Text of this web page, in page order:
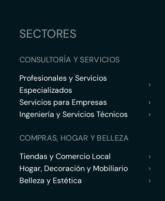
SECTORES
CONSULTORÍA Y SERVICIOS
Profesionales y Servicios
Especializados
›
Servicios para Empresas
›
Ingeniería y Servicios Técnicos
›
COMPRAS, HOGAR Y BELLEZA
Tiendas y Comercio Local
›
Hogar, Decoración y Mobiliario
›
Belleza y Estética
›